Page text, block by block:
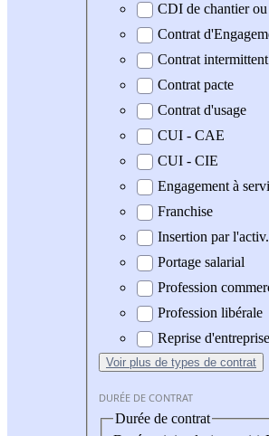
CDI de chantier
Contrat
Contrat intermittent
Contrat pacte
Contrat d'usage
CUI - CAE
CUI - CIE
Engagement à
Franchise
Insertion par
Portage salarial
Profession
Profession libérale
Reprise
Voir plus de types de contrat
DURÉE DE CONTRAT
Durée de contrat